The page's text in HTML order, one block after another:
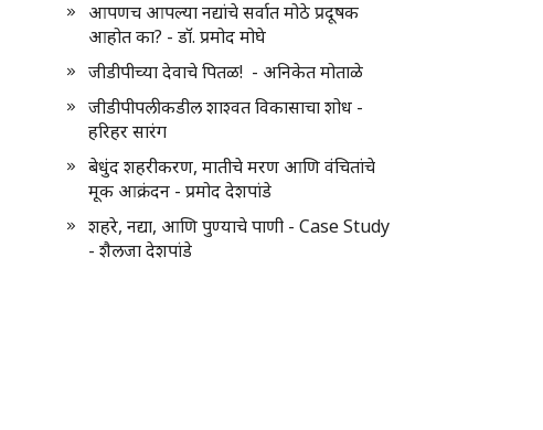
आपणच आपल्या नद्यांचे सर्वात मोठे प्रदूषक
आहोत का? - डॉ. प्रमोद मोघे
जीडीपीच्या देवाचे पितळ! - अनिकेत मोताळे
जीडीपीपलीकडील शाश्वत विकासाचा शोध -
हरिहर सारंग
बेधुंद शहरीकरण, मातीचे मरण आणि वंचितांचे
मूक आक्रंदन - प्रमोद देशपांडे
शहरे, नद्या, आणि पुण्याचे पाणी - Case Study
- शैलजा देशपांडे